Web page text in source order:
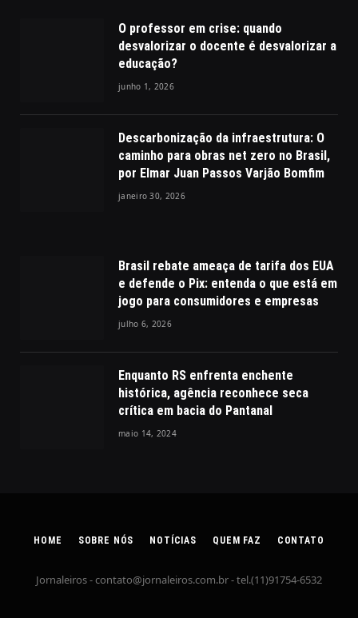
O professor em crise: quando
desvalorizar o docente é desvalorizar a
educação?
junho 1, 2026
Descarbonização da infraestrutura: O
caminho para obras net zero no Brasil,
por Elmar Juan Passos Varjão Bomfim
janeiro 30, 2026
Brasil rebate ameaça de tarifa dos EUA
e defende o Pix: entenda o que está em
jogo para consumidores e empresas
julho 6, 2026
Enquanto RS enfrenta enchente
histórica, agência reconhece seca
crítica em bacia do Pantanal
maio 14, 2024
HOME SOBRE NÓS NOTÍCIAS QUEM FAZ CONTATO
Jornaleiros -contato@jornaleiros.com.br- tel.(11)91754-6532